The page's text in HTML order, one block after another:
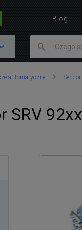
automatyczne Sencor
SRV 92xx
Blog